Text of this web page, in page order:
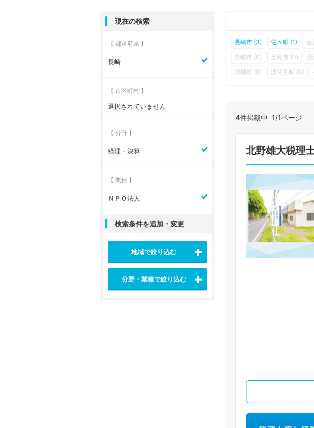
長崎市 (3) 佐々町 (1) 佐
壱岐市 (0)
五島市 (0)
川棚町 (0)
波佐見町 (0)
4件掲載中 1/1ページ
北野雄大税理
現在の検索
【 都道府県 】
長崎
【 市区町村 】
選択されていません
【 分野 】
経理・決算
【 業種 】
ＮＰＯ法人
検索条件を追加・変更
地域で絞り込む
分野・業種で絞り込む